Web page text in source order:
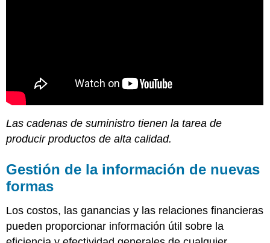
Las cadenas de suministro tienen la tarea de
producir productos de alta calidad.
Gestión de la información de nuevas
formas
Los costos, las ganancias y las relaciones financieras
pueden proporcionar información útil sobre la